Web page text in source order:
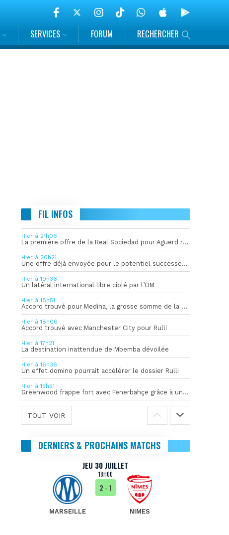
SERVICES FORUM RECHERCHER
FIL INFOS
Hier à 21h06
La première offre de la Real Sociedad pour Aguerd refusée par l’OM
Hier à 20h21
Une offre déjà envoyée pour le potentiel successeur de Rulli
Hier à 19h36
Un latéral international libre ciblé par l’OM
Hier à 18h51
Accord trouvé pour Medina, la grosse somme de la vente dévoilée
Hier à 18h06
Accord trouvé avec Manchester City pour Rulli
Hier à 17h21
La destination inattendue de Mbemba dévoilée
Hier à 16h36
Un effet domino pourrait accélérer le dossier Rulli
Hier à 15h51
Greenwood frappe fort avec Fenerbahçe grâce à un but spectaculaire
TOUT VOIR
DERNIERS & PROCHAINS MATCHS
JEU 30 JUILLET
18H00
MARSEILLE
2- 1
NIMES